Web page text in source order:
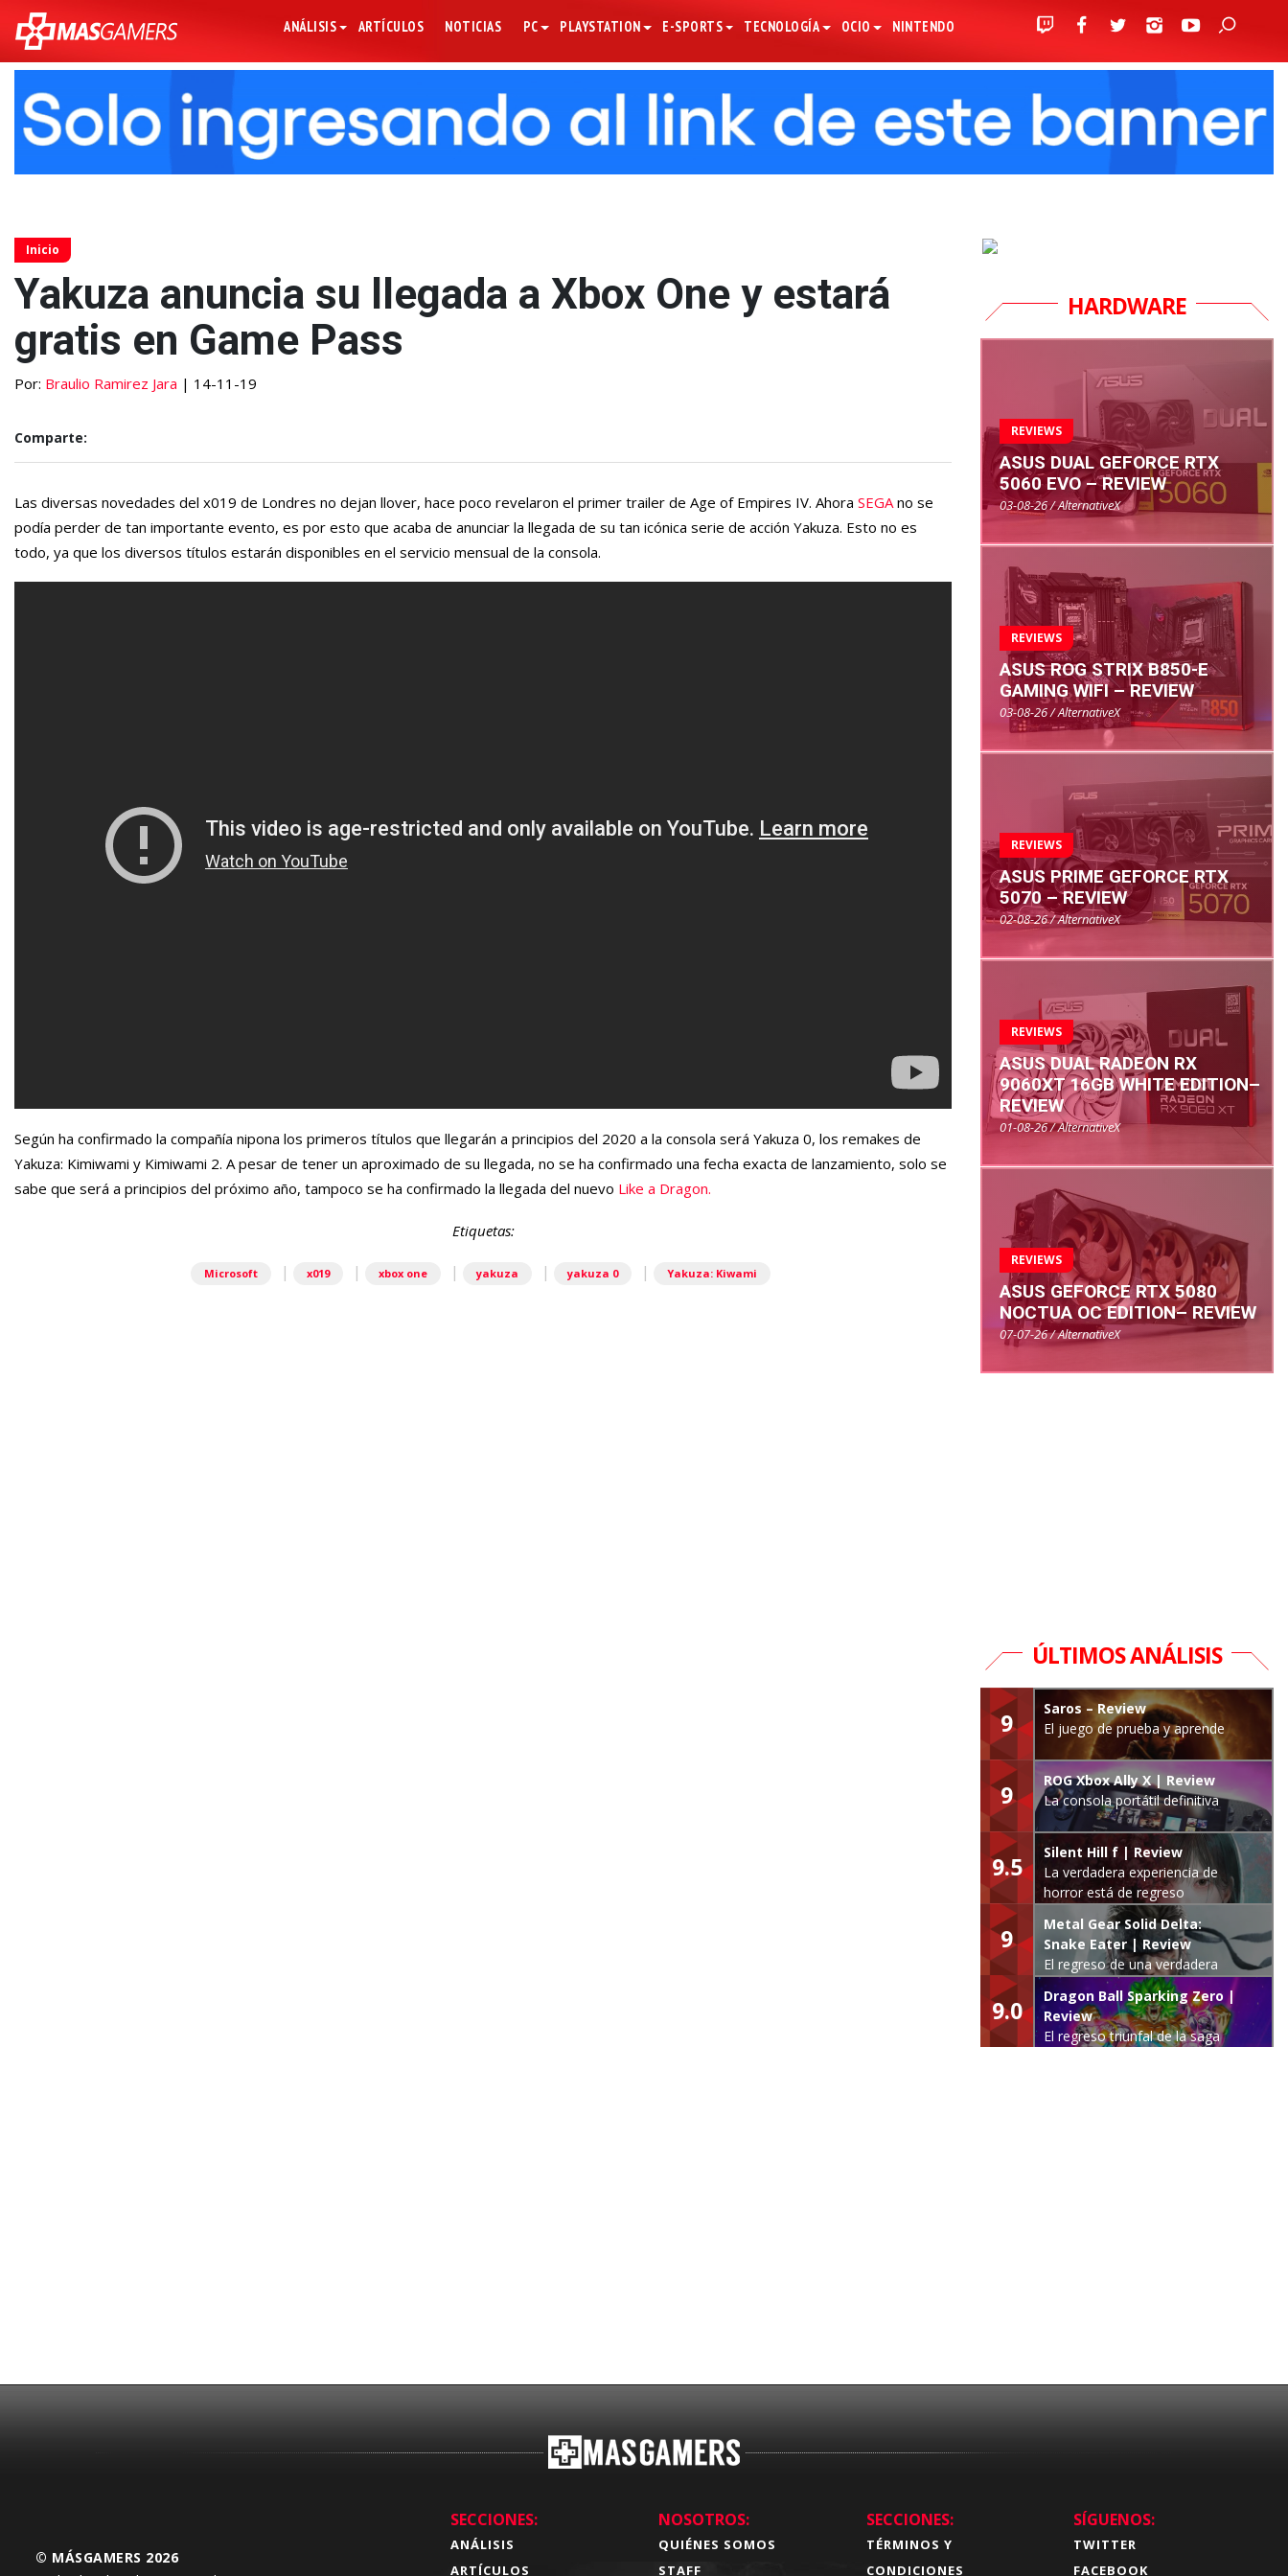
ANÁLISIS ARTÍCULOS NOTICIAS PC PLAYSTATION E-SPORTS TECNOLOGÍA OCIO NINTENDO
Inicio
Yakuza anuncia su llegada a Xbox One y estará
gratis en Game Pass
Por: Braulio Ramirez Jara | 14-11-19
Comparte:
Las diversas novedades del x019 de Londres no dejan llover, hace poco revelaron el primer trailer de Age of Empires IV. Ahora SEGAno se
podía perder de tan importante evento, es por esto que acaba de anunciar la llegada de su tan icónica serie de acción Yakuza. Esto no es
todo, ya que los diversos títulos estarán disponibles en el servicio mensual de la consola.
Según ha confirmado la compañía nipona los primeros títulos que llegarán a principios del 2020 a la consola será Yakuza 0, los remakes de
Yakuza: Kimiwami y Kimiwami 2. A pesar de tener un aproximado de su llegada, no se ha confirmado una fecha exacta de lanzamiento, solo se
sabe que será a principios del próximo año, tampoco se ha confirmado la llegada del nuevo Like a Dragon.
Etiquetas:
Microsoft | x019 | xbox one | yakuza | yakuza 0 | Yakuza: Kiwami
HARDWARE
REVIEWS
ASUS DUAL GEFORCE RTX
5060 EVO – REVIEW
03-08-26 / AlternativeX
REVIEWS
ASUS ROG STRIX B850-E
GAMING WIFI – REVIEW
03-08-26 / AlternativeX
REVIEWS
ASUS PRIME GEFORCE RTX
5070 – REVIEW
02-08-26 / AlternativeX
REVIEWS
ASUS DUAL RADEON RX
9060XT 16GB WHITE EDITION–
REVIEW
01-08-26 / AlternativeX
REVIEWS
ASUS GEFORCE RTX 5080
NOCTUA OC EDITION– REVIEW
07-07-26 / AlternativeX
ÚLTIMOS ANÁLISIS
9
Saros – Review
El juego de prueba y aprende
9
ROG Xbox Ally X | Review
La consola portátil definitiva
9.5
Silent Hill f | Review
La verdadera experiencia de
horror está de regreso
9
Metal Gear Solid Delta:
Snake Eater | Review
El regreso de una verdadera
leyenda
9.0
Dragon Ball Sparking Zero |
Review
El regreso triunfal de la saga
© MÁSGAMERS 2026
SECCIONES:
ANÁLISIS
ARTÍCULOS
NOSOTROS:
QUIÉNES SOMOS
STAFF
SECCIONES:
TÉRMINOS Y
CONDICIONES
SÍGUENOS:
TWITTER
FACEBOOK